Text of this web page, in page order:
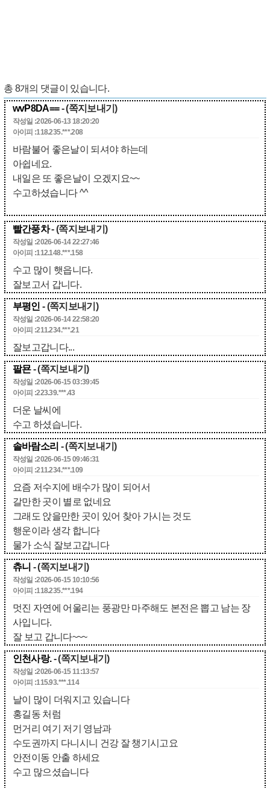
총 8개의 댓글이 있습니다.
wvP8DA==- (쪽지보내기)
작성일 :2026-06-13 18:20:20
아이피 :118.235.***.208
바람불어 좋은날이 되셔야 하는데
아쉽네요.
내일은 또 좋은날이 오겠지요~~
수고하셨습니다 ^^
빨간풍차- (쪽지보내기)
작성일 :2026-06-14 22:27:46
아이피 :112.148.***.158
수고 많이 햇읍니다.
잘보고서 갑니다.
부평인 - (쪽지보내기)
작성일 :2026-06-14 22:58:20
아이피 :211.234.***.21
잘보고갑니다...
팔묜- (쪽지보내기)
작성일 :2026-06-15 03:39:45
아이피 :223.39.***.43
더운 날씨에
수고 하셨습니다.
솔바람소리 - (쪽지보내기)
작성일 :2026-06-15 09:46:31
아이피 :211.234.***.109
요즘 저수지에 배수가 많이 되어서
갈만한 곳이 별로 없네요
그래도 앉을만한 곳이 있어 찾아 가시는 것도
행운이라 생각 합니다
물가 소식 잘보고갑니다
츄니 - (쪽지보내기)
작성일 :2026-06-15 10:10:56
아이피 :118.235.***.194
멋진 자연에 어울리는 풍광만 마주해도 본전은 뽑고 남는 장
사입니다.
잘 보고 갑니다~~~
인천사랑.- (쪽지보내기)
작성일 :2026-06-15 11:13:57
아이피 :115.93.***.114
날이 많이 더워지고 있습니다
홍길동 처럼
먼거리 여기 저기 영남과
수도권까지 다니시니 건강 잘 챙기시고요
안전이동 안출 하세요
수고 많으셨습니다